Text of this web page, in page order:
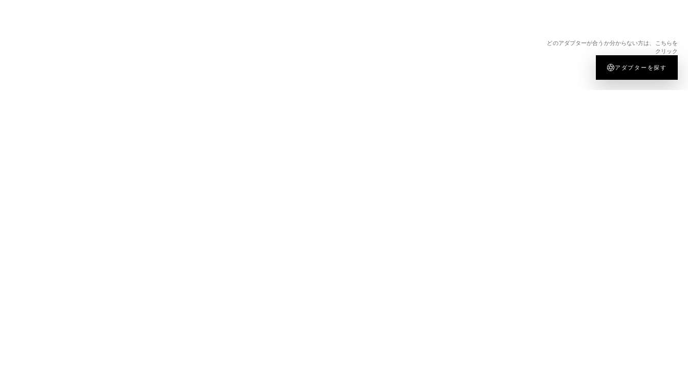
どのアダプターが合うか分からない方は、こちらを
クリック
アダプターを探す